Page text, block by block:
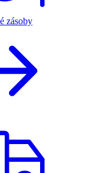
zásoby